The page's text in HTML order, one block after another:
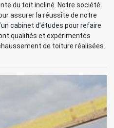
du toit incliné. Notre société
assurer la réussite de notre
cabinet d’études pour refaire
qualifiés et expérimentés
de toiture réalisées.